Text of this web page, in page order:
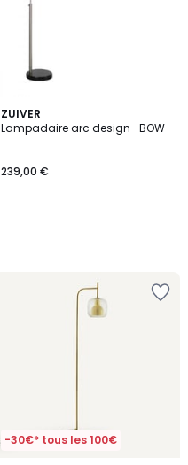
ZUIVER
Lampadaire arc design- BOW
239,00 €
-30€* tous les 100€